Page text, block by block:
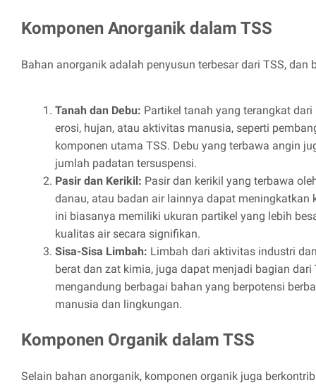
Komponen Anorganik dalam TSS
Bahan anorganik adalah penyusun terbesar dari TSS, dan
Tanah dan Debu: Partikel tanah yang terangkat
erosi, hujan, atau aktivitas manusia, seperti
komponen utama TSS. Debu yang terbawa angin
jumlah padatan tersuspensi.
Pasir dan Kerikil: Pasir dan kerikil yang terbawa
danau, atau badan air lainnya dapat meningkatkan
ini biasanya memiliki ukuran partikel yang lebih
kualitas air secara signifikan.
Sisa-Sisa Limbah: Limbah dari aktivitas industri
berat dan zat kimia, juga dapat menjadi bagian
mengandung berbagai bahan yang berpotensi
manusia dan lingkungan.
Komponen Organik dalam TSS
Selain bahan anorganik, komponen organik juga